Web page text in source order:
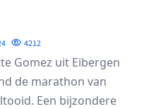
4212
Gomez uit Eibergen
de marathon van
Een bijzondere